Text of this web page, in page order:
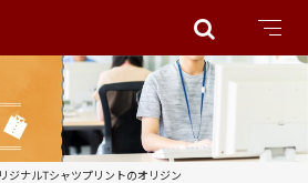
ジナルTシャツプリントのオリジン